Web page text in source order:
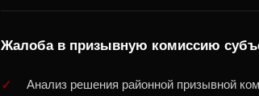
Жалоба в призывную комиссию
Анализ решения районной призывной